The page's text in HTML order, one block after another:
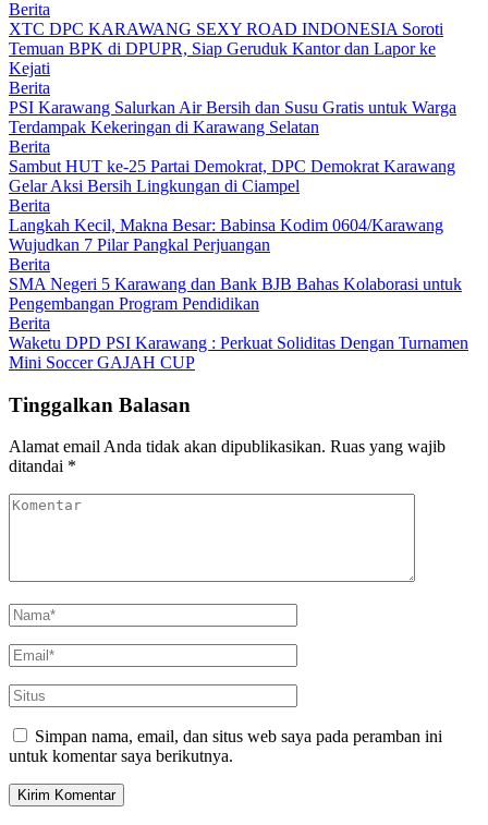
Berita
XTC DPC KARAWANG SEXY ROAD INDONESIA Soroti
Temuan BPK di DPUPR, Siap Geruduk Kantor dan Lapor ke
Kejati
Berita
PSI Karawang Salurkan Air Bersih dan Susu Gratis untuk Warga
Terdampak Kekeringan di Karawang Selatan
Berita
Sambut HUT ke-25 Partai Demokrat, DPC Demokrat Karawang
Gelar Aksi Bersih Lingkungan di Ciampel
Berita
Langkah Kecil, Makna Besar: Babinsa Kodim 0604/Karawang
Wujudkan 7 Pilar Pangkal Perjuangan
Berita
SMA Negeri 5 Karawang dan Bank BJB Bahas Kolaborasi untuk
Pengembangan Program Pendidikan
Berita
Waketu DPD PSI Karawang : Perkuat Soliditas Dengan Turnamen
Mini Soccer GAJAH CUP
Tinggalkan Balasan
Alamat email Anda tidak akan dipublikasikan. Ruas yang wajib
ditandai *
Simpan nama, email, dan situs web saya pada peramban ini
untuk komentar saya berikutnya.